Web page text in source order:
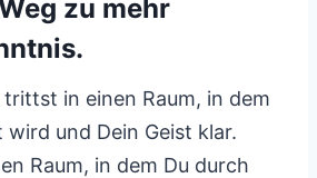
zu mehr
trittst in einen Raum, in dem
wird und Dein Geist klar.
Raum, in dem Du durch